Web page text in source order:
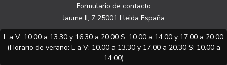
Formulario de contacto
Jaume II, 7 25001 Lleida España
L a V: 10.00 a 13.30 y 16.30 a 20.00 S: 10.00 a 14.00 y 17.00 a 20.00
(Horario de verano: L a V: 10.00 a 13.30 y 17.00 a 20.30 S: 10.00 a
14.00)